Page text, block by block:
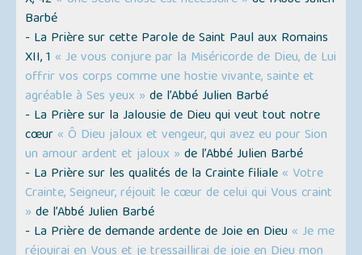
Barbé
- La Prière sur cette Parole de Saint Paul aux Romains
XII, 1 « Je vous conjure par la Miséricorde de Dieu, de Lui
offrir vos corps comme une hostie vivante, sainte et
agréable à Ses yeux »de l’Abbé Julien Barbé
- La Prière sur la Jalousie de Dieu qui veut tout notre
cœur « Ô Dieu jaloux et vengeur, qui avez eu pour Sion
un amour ardent et jaloux » de l’Abbé Julien Barbé
- La Prière sur les qualités de la Crainte filiale « Votre
Crainte, Seigneur, réjouit le cœur de celui qui Vous craint
» de l’Abbé Julien Barbé
- La Prière de demande ardente de Joie en Dieu « Je me